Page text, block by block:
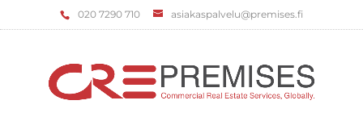
‌020 7290 710 asiakaspalvelu@premises.fi